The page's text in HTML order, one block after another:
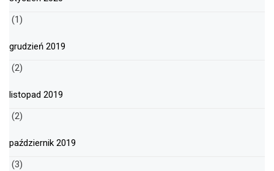
(1)
grudzień 2019
(2)
listopad 2019
(2)
październik 2019
(3)